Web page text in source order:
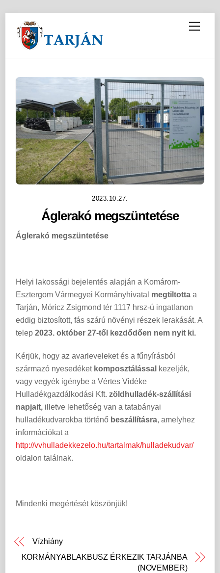
M
e
2023.10.27.
Áglerakó megszüntetése
Áglerakó megszüntetése
Helyi lakossági bejelentés alapján a Komárom-
Esztergom Vármegyei Kormányhivatal megtiltottaa
Tarján, Móricz Zsigmond tér 1117 hrsz-ú ingatlanon
eddig biztosított, fás szárú növényi részek lerakását. A
telep2023. október 27-től kezdődően nem nyit ki.
Kérjük, hogy az avarleveleket és a fűnyírásból
származó nyesedéket komposztálással kezeljék,
vagy vegyék igénybe a Vértes Vidéke
Hulladékgazdálkodási Kft.zöldhulladék-szállítási
napjait, illetve lehetőség van a tatabányai
hulladékudvarokba történő beszállításra, amelyhez
információkat a
http://vvhulladekkezelo.hu/tartalmak/hulladekudvar/
oldalon találnak.
Mindenki megértését köszönjük!
Vízhiány
KORMÁNYABLAKBUSZ ÉRKEZIK TARJÁNBA
(NOVEMBER)